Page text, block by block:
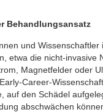
Behandlungsansatz
und
etwa die nicht-
Magnetfelder oder
Early-Career-
auf den Schädel
abschwächen